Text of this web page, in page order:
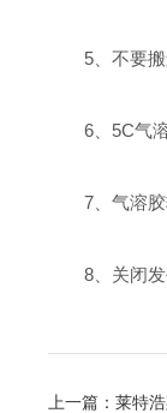
5、不要搬
6、5C气溶
7、气溶胶
8、关闭发
上一篇： 莱特